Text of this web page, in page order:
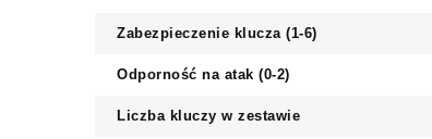
Zabezpieczenie klucza (1-6)
Odporność na atak (0-2)
Liczba kluczy w zestawie